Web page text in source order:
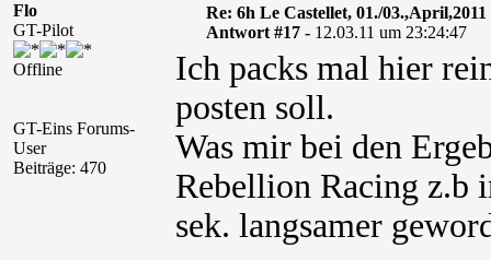
Flo
GT-Pilot
Offline
GT-Eins Forums-
User
Beiträge: 470
Re: 6h Le Castellet, 01./03.,April,2011
Antwort #17 - 12.03.11 um 23:24:47
Ich packs mal hier
posten soll.
Was mir bei den
Rebellion Racing z.b
sek. langsamer